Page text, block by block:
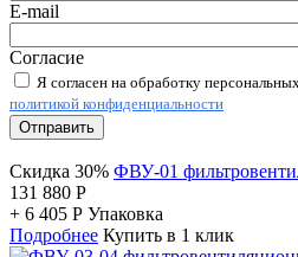
E-mail
Согласие
Я согласен на обработку
политикой конфиденциальности
Отправить
Скидка 30% ФВУ-01
131 880 Р
+ 6 405 Р Упаковка
Подробнее Купить в 1 клик